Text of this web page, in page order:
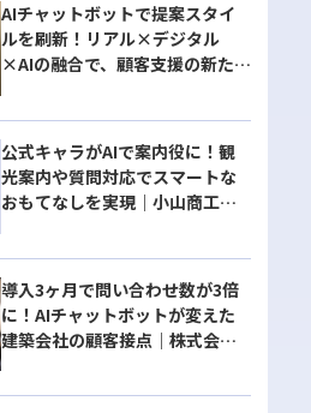
AIチャットボットで提案スタイ
ルを刷新！リアル×デジタル
×AIの融合で、顧客支援の新たな
ーポレーション様
公式キャラがAIで案内役に！観
光案内や質問対応でスマートな
おもてなしを実現｜小山商工会
導入3ヶ月で問い合わせ数が3倍
に！AIチャットボットが変えた
建築会社の顧客接点｜株式会社